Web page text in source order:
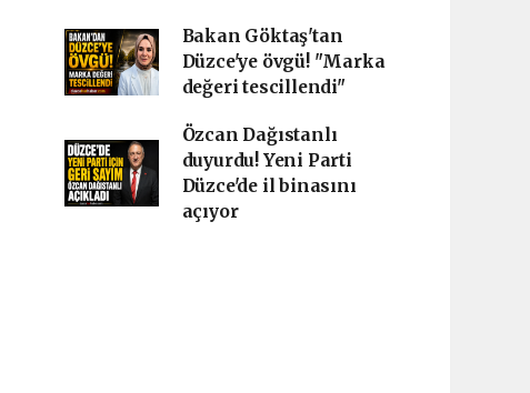
Bakan Göktaş'tan
Düzce'ye övgü! "Marka
değeri tescillendi"
Özcan Dağıstanlı
duyurdu! Yeni Parti
Düzce'de il binasını
açıyor